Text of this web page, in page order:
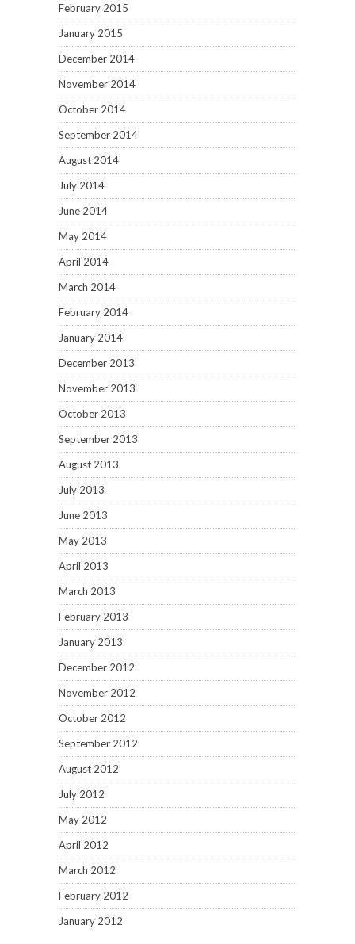
February 2015
January 2015
December 2014
November 2014
October 2014
September 2014
August 2014
July 2014
June 2014
May 2014
April 2014
March 2014
February 2014
January 2014
December 2013
November 2013
October 2013
September 2013
August 2013
July 2013
June 2013
May 2013
April 2013
March 2013
February 2013
January 2013
December 2012
November 2012
October 2012
September 2012
August 2012
July 2012
May 2012
April 2012
March 2012
February 2012
January 2012